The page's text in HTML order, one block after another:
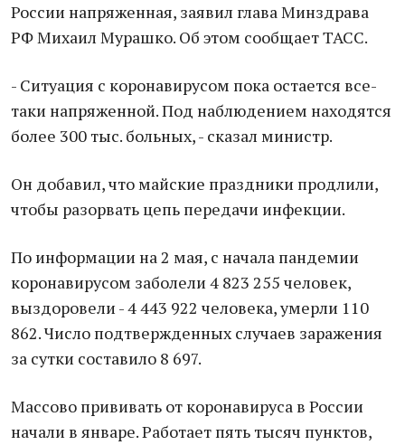
России напряженная, заявил глава Минздрава
РФ Михаил Мурашко. Об этом сообщает ТАСС.
- Ситуация с коронавирусом пока остается все-
таки напряженной. Под наблюдением находятся
более 300 тыс. больных, - сказал министр.
Он добавил, что майские праздники продлили,
чтобы разорвать цепь передачи инфекции.
По информации на 2 мая, с начала пандемии
коронавирусом заболели 4 823 255 человек,
выздоровели - 4 443 922 человека, умерли 110
862. Число подтвержденных случаев заражения
за сутки составило 8 697.
Массово прививать от коронавируса в России
начали в январе. Работает пять тысяч пунктов,